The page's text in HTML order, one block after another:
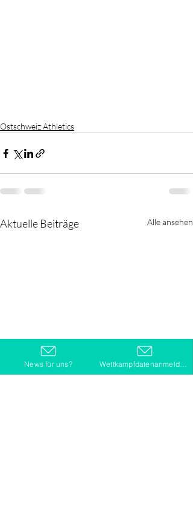
Ostschweiz Athletics
Aktuelle Beiträge Alle ansehen
News für uns?